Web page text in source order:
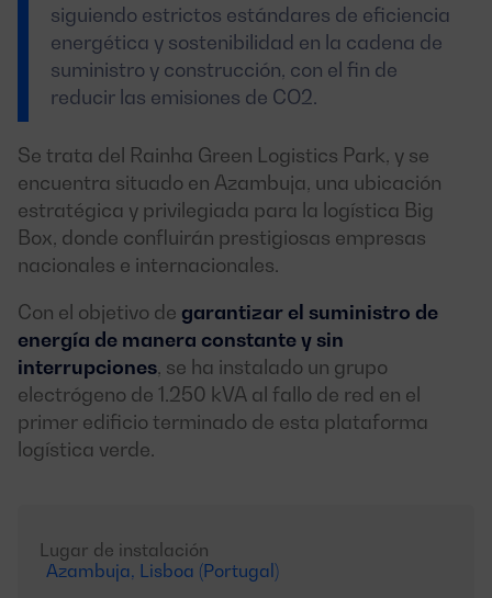
siguiendo estrictos estándares de eficiencia
energética y sostenibilidad en la cadena de
suministro y construcción, con el fin de
reducir las emisiones de CO2.
Se trata del Rainha Green Logistics Park, y se
encuentra situado en Azambuja, una ubicación
estratégica y privilegiada para la logística Big
Box, donde confluirán prestigiosas empresas
nacionales e internacionales.
Con el objetivo de garantizar el suministro de
energía de manera constante y sin
interrupciones, se ha instalado un grupo
electrógeno de 1.250 kVA al fallo de red en el
primer edificio terminado de esta plataforma
logística verde.
Lugar de instalación
Azambuja, Lisboa (Portugal)